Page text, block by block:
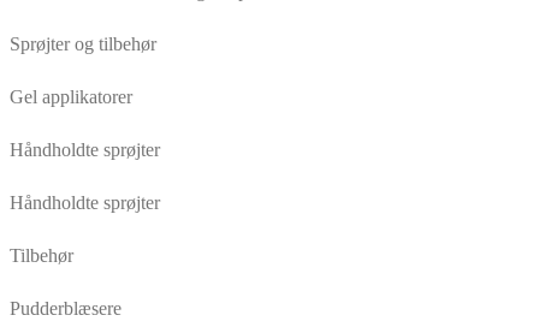
Sprøjter og tilbehør
Gel applikatorer
Håndholdte sprøjter
Håndholdte sprøjter
Tilbehør
Pudderblæsere